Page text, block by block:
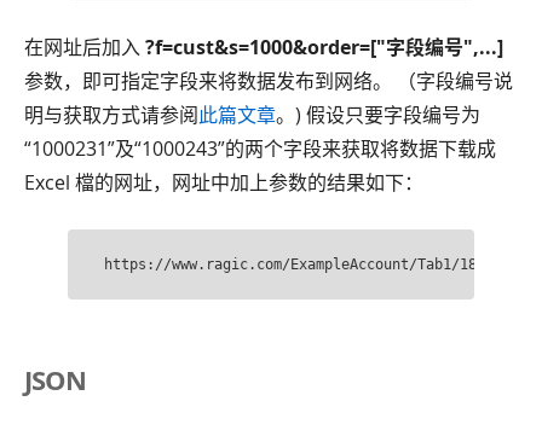
在网址后加入?f=cust&s=1000&order=["字段编号",...]
参数，即可指定字段来将数据发布到网络。 （字段编号说
明与获取方式请参阅此篇文章。) 假设只要字段编号为
“1000231”及“1000243”的两个字段来获取将数据下载成
Excel 檔的网址，网址中加上参数的结果如下：
https://www.ragic.com/ExampleAccount/Tab1/
JSON